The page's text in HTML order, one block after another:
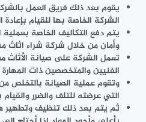
يقوم بعد ذلك فريق العمل
الشركة الخاصة بها للقيام بإعادة
يتم دفع التكاليف الخاصة بعملية
وأمان من خلال شركة شراء اثاث
تعمل الشركة على صيانة الأثاث
الفنيين والمتخصصين ذات المهارة
وتقوم عملية الصيانة بالتخلص من
التي عرضته للتلف والضرر
ثم يتم بعد ذلك تنظيف وتطهير